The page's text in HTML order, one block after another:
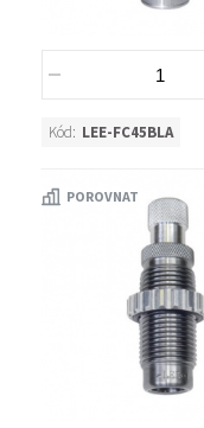
Kód: LEE-FC45BLA
POROVNAT